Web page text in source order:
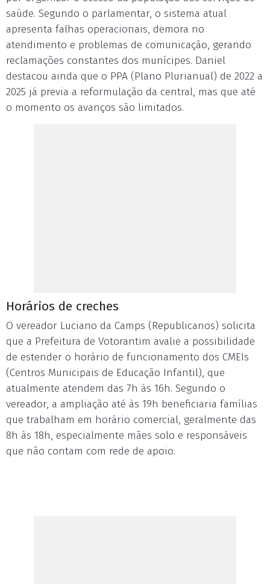
saúde. Segundo o parlamentar, o sistema atual
apresenta falhas operacionais, demora no
atendimento e problemas de comunicação, gerando
reclamações constantes dos munícipes. Daniel
destacou ainda que o PPA (Plano Plurianual) de 2022 a
2025 já previa a reformulação da central, mas que até
o momento os avanços são limitados.
Horários de creches
O vereador Luciano da Camps (Republicanos) solicita
que a Prefeitura de Votorantim avalie a possibilidade
de estender o horário de funcionamento dos CMEIs
(Centros Municipais de Educação Infantil), que
atualmente atendem das 7h às 16h. Segundo o
vereador, a ampliação até às 19h beneficiaria famílias
que trabalham em horário comercial, geralmente das
8h às 18h, especialmente mães solo e responsáveis
que não contam com rede de apoio.